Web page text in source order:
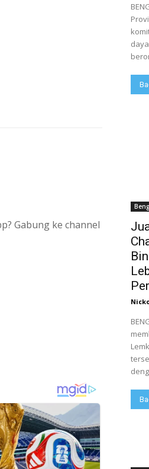
Gabung ke channel